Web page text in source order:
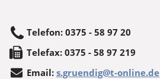
Telefon: 0375 - 58 97 20
Telefax: 0375 - 58 97 219
Email: s.gruendig@t-online.de